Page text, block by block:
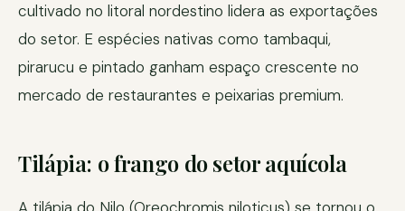
cultivado no litoral nordestino lidera as exportações
do setor. E espécies nativas como tambaqui,
pirarucu e pintado ganham espaço crescente no
mercado de restaurantes e peixarias premium.
Tilápia: o frango do setor aquícola